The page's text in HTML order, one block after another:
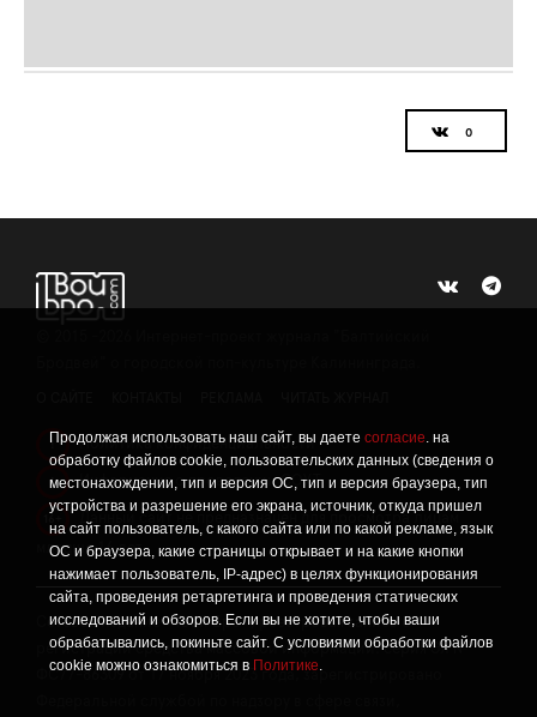
Продолжая использовать наш сайт, вы даете согласие. на
обработку файлов cookie, пользовательских данных (сведения о
местонахождении, тип и версия ОС, тип и версия браузера, тип
устройства и разрешение его экрана, источник, откуда пришел
на сайт пользователь, с какого сайта или по какой рекламе, язык
ОС и браузера, какие страницы открывает и на какие кнопки
нажимает пользователь, IP-адрес) в целях функционирования
сайта, проведения ретаргетинга и проведения статических
исследований и обзоров. Если вы не хотите, чтобы ваши
обрабатывались, покиньте сайт. С условиями обработки файлов
cookie можно ознакомиться в Политике.
! Политика конфиденциальности
! Информация о проведении СОУТ
Данный сайт не предназначен для просмотра лицам
младше 16 лет.
Сетевое издание «Твой Бро», реестровая запись о
регистрации средства массовой информации: серия Эл №
ФС77-86309 от 17 ноября 2023 года, зарегистрировано